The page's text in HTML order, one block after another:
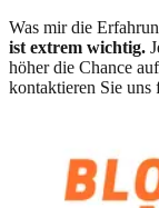
Was mir die
ist extrem wichtig.
höher die Chance
kontaktieren Sie uns